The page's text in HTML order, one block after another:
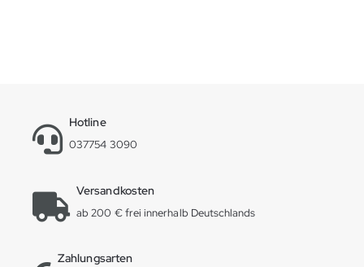
Hotline
037754 3090
Versandkosten
ab 200 € frei innerhalb Deutschlands
Zahlungsarten